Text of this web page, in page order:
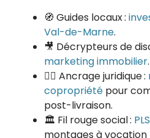
🧭 Guides locaux :
Val-de-Marne.
🎥 Décrypteurs de
marketing immobilier.
🧑‍⚖️ Ancrage juridique :
copropriété pour
post-livraison.
🏛️ Fil rouge social : PLS
montages à vocation